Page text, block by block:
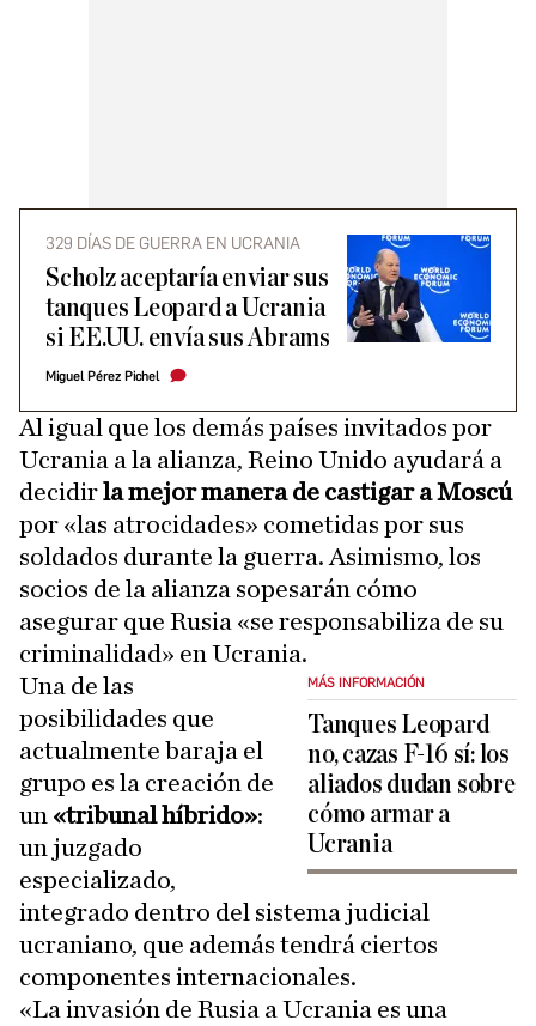
329 DÍAS DE GUERRA EN UCRANIA
Scholz aceptaría enviar sus
tanques Leopard a Ucrania
si EE.UU. envía sus Abrams
Miguel Pérez Pichel
Al igual que los demás países invitados por
Ucrania a la alianza, Reino Unido ayudará a
decidirla mejor manera de castigar a Moscú
por «las atrocidades» cometidas por sus
soldados durante la guerra. Asimismo, los
socios de la alianza sopesarán cómo
asegurar que Rusia «se responsabiliza de su
criminalidad» en Ucrania.
MÁS INFORMACIÓN
Tanques Leopard
no, cazas F-16 sí: los
aliados dudan sobre
cómo armar a
Ucrania
Una de las
posibilidades que
actualmente baraja el
grupo es la creación de
un «tribunal híbrido»:
un juzgado
especializado,
integrado dentro del sistema judicial
ucraniano, que además tendrá ciertos
componentes internacionales.
«La invasión de Rusia a Ucrania es una